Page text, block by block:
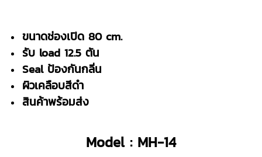
ขนาดช่องเปิด 80 cm.
รับ load 12.5 ตัน
Seal ป้องกันกลิ่น
ผิวเคลือบสีดำ
สินค้าพร้อมส่ง
Model : MH-14